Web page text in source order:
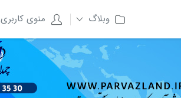
منوی کاربری وبلاگ